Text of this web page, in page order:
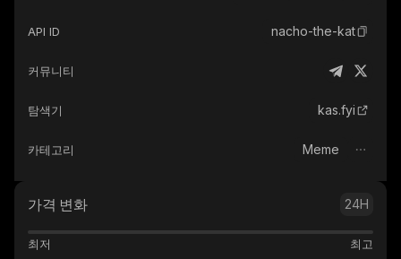
API ID nacho-the-kat
커뮤니티
탐색기 kas.fyi
카테고리 Meme
가격 변화 24H
최저 최고